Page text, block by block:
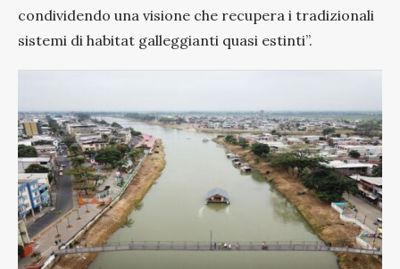
condividendo una visione che recupera i tradizionali
sistemi di habitat galleggianti quasi estinti”.